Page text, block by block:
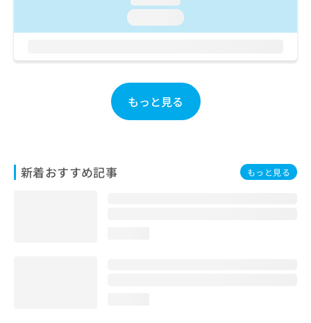
もっと見る
新着おすすめ記事 もっと見る
い
わ